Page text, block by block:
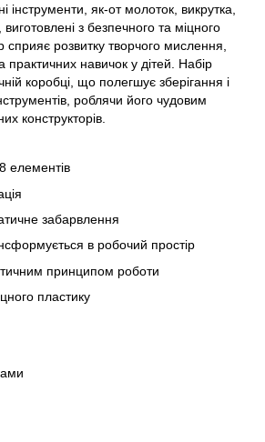
інструменти, як-от молоток, викрутка,
виготовлені з безпечного та міцного
сприяє розвитку творчого мислення,
практичних навичок у дітей. Набір
коробці, що полегшує зберігання і
роблячи його чудовим
конструкторів.
елементів
забарвлення
в робочий простір
принципом роботи
пластику